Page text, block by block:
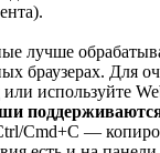
лучше
браузерах. Для
используйте
Cmd+C —